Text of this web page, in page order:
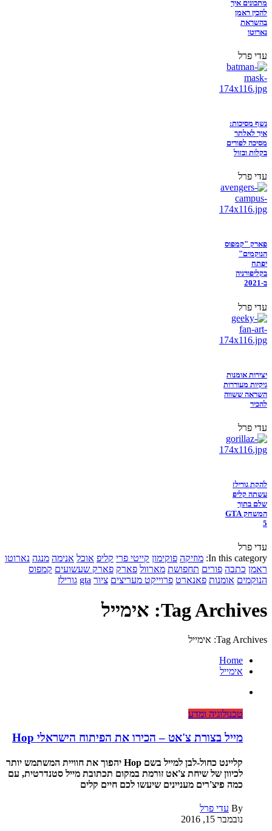
מתכונים איך
להכין ראמן
בהשראת
נארוטו
עדי פרל
נשף מסיכות:
איך לאלתר
מסיכה לפורים
בקלות ובזול
עדי פרל
פארק "קמפוס
הנוקמים"
יפתח
בקליפורניה
ב-2021
עדי פרל
יצירות אומנות
גיקיות מעוררות
השראה ששווה
להכיר
עדי פרל
להקת גורילז
עשתה קליפ
שלם בתוך
המשחק GTA
5
עדי פרל
In this category: מוזיקה פוקימון קייטי פרי קליפ אוכל אנימה מנגה נארוטו
ראמן כתבה פורים תחפושת מארוול פארק פארק שעשועים קמפוס
הנוקמים אומנות פאנארט פרוייקט מעריצים ציור gta גורילז
Tag Archives: אימייל
Tag Archives: אימייל
Home
אימייל
טכנולוגיה ומדע
מייל בצורת צ'אט – הכירו את הפיתוח הישראלי Hop
קליינט כחול-לבן למייל בשם Hop יהפוך את חוויית המשתמש יותר
לכיוון של שיחת צ'אט זורמת במקום תכתובת מייל סטנדרטית, עם
כמה פיצ'רים מעניינים שיעשו לכם חיים קלים
By עדי פרל
נובמבר 15, 2016